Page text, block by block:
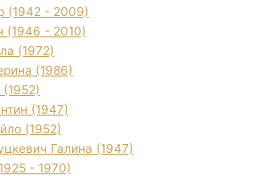
(1942 - 2009)
(1946 - 2010)
(1972)
(1986)
(1952)
(1947)
(1952)
Галина (1947)
- 1970)